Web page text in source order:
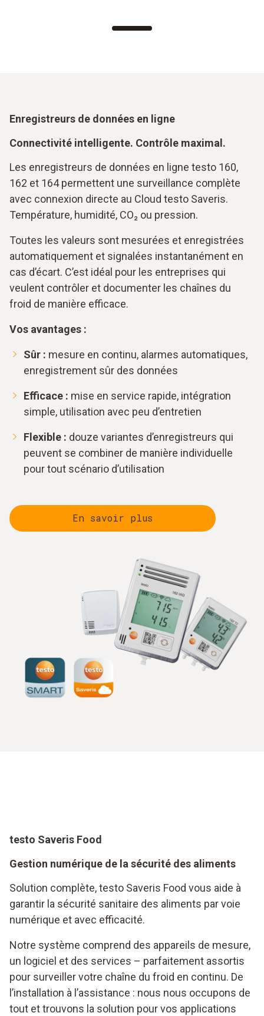
Enregistreurs de données en ligne
Connectivité intelligente. Contrôle maximal.
Les enregistreurs de données en ligne testo 160,
162 et 164 permettent une surveillance complète
avec connexion directe au Cloud testo Saveris.
Température, humidité, CO₂ ou pression.
Toutes les valeurs sont mesurées et enregistrées
automatiquement et signalées instantanément en
cas d’écart. C’est idéal pour les entreprises qui
veulent contrôler et documenter les chaînes du
froid de manière efficace.
Vos avantages :
Sûr : mesure en continu, alarmes automatiques,
enregistrement sûr des données
Efficace : mise en service rapide, intégration
simple, utilisation avec peu d’entretien
Flexible : douze variantes d’enregistreurs qui
peuvent se combiner de manière individuelle
pour tout scénario d’utilisation
En savoir plus
testo Saveris Food
Gestion numérique de la sécurité des aliments
Solution complète, testo Saveris Food vous aide à
garantir la sécurité sanitaire des aliments par voie
numérique et avec efficacité.
Notre système comprend des appareils de mesure,
un logiciel et des services – parfaitement assortis
pour surveiller votre chaîne du froid en continu. De
l’installation à l’assistance : nous nous occupons de
tout et trouvons la solution pour vos applications